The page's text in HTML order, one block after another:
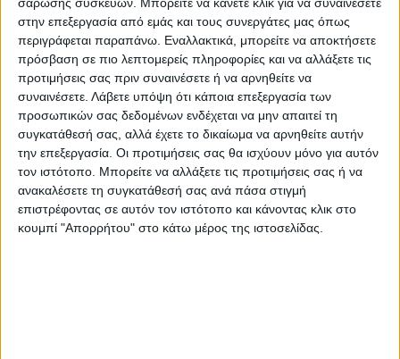
σάρωσης συσκευών. Μπορείτε να κάνετε κλικ για να συναινέσετε
στην επεξεργασία από εμάς και τους συνεργάτες μας όπως
περιγράφεται παραπάνω. Εναλλακτικά, μπορείτε να αποκτήσετε
πρόσβαση σε πιο λεπτομερείς πληροφορίες και να αλλάξετε τις
προτιμήσεις σας πριν συναινέσετε ή να αρνηθείτε να
συναινέσετε. Λάβετε υπόψη ότι κάποια επεξεργασία των
προσωπικών σας δεδομένων ενδέχεται να μην απαιτεί τη
συγκατάθεσή σας, αλλά έχετε το δικαίωμα να αρνηθείτε αυτήν
την επεξεργασία. Οι προτιμήσεις σας θα ισχύουν μόνο για αυτόν
τον ιστότοπο. Μπορείτε να αλλάξετε τις προτιμήσεις σας ή να
ανακαλέσετε τη συγκατάθεσή σας ανά πάσα στιγμή
επιστρέφοντας σε αυτόν τον ιστότοπο και κάνοντας κλικ στο
κουμπί "Απορρήτου" στο κάτω μέρος της ιστοσελίδας.
(4/8 δίποντα, 2/3 τρίποντα, 5/6 βολές, 3
ριμπάουντ), Παπανικολάου 6 (3/4 δίποντα,
4 ριμπάουντ), Ντόρσεϊ 2, Πίτερς 15 (3/4
δίποντα, 2/6 τρίποντα, 3/3 βολές, 7
ριμπάουντ, 2 ασίστ), Μένσα 2, Μιλουτίνοβ
8 (4/8 δίποντα, 12 ριμπάουντ, 4 ασίστ, 3
μπλοκ), ΜακΚίσικ 5 (1), Φουρνιέ 9 (1
τρίποντο, 5 ασίστ)
ΑΣΚ (Παπανικολόπουλος): Χολ 6 (3/4